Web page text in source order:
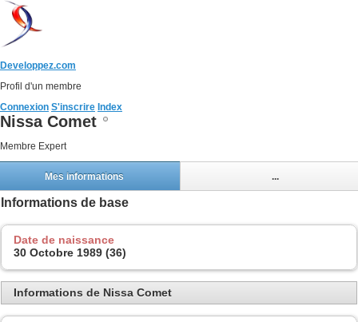
Developpez.com
Profil d'un membre
Connexion S'inscrire Index
Nissa Comet
Membre Expert
Mes informations ...
Informations de base
Date de naissance
30 Octobre 1989 (36)
Informations de Nissa Comet